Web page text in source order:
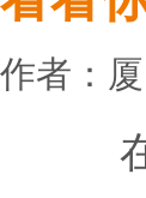
作者：
在厦